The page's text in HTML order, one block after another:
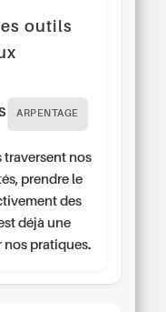
outils
ARPENTAGE
traversent nos
prendre le
des
déjà une
nos pratiques.